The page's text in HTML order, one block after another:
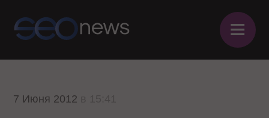
≡
7 Июня 2012